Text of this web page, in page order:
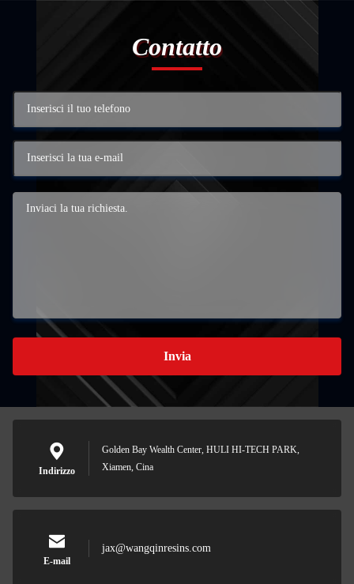
Contatto
Invia
Indirizzo
Golden Bay Wealth Center, HULI HI-TECH PARK,
Xiamen, Cina
E-mail
jax@wangqinresins.com